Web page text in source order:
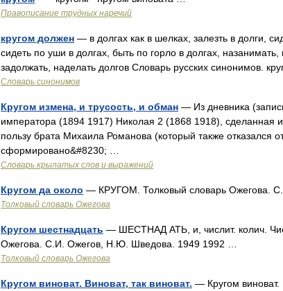
Правописание трудных наречий
кругом должен — в долгах как в шелках, залезть в долги,
сидеть по уши в долгах, быть по горло в долгах, назанимать,
задолжать, наделать долгов Словарь русских синонимов.
Словарь синонимов
Кругом измена, и трусость, и обман — Из дневника
императора (1894 1917) Николая 2 (1868 1918), сделанная
пользу брата Михаила Романова (который также отказался
сформировано&#8230; …
Словарь крылатых слов и выражений
Кругом да около — КРУГОМ. Толковый словарь Ожегова.
Толковый словарь Ожегова
Кругом шестнадцать — ШЕСТНАД АТЬ, и, числит. колич.
Ожегова. С.И. Ожегов, Н.Ю. Шведова. 1949 1992 …
Толковый словарь Ожегова
Кругом виноват. Виноват, так виноват. — Кругом виноват.